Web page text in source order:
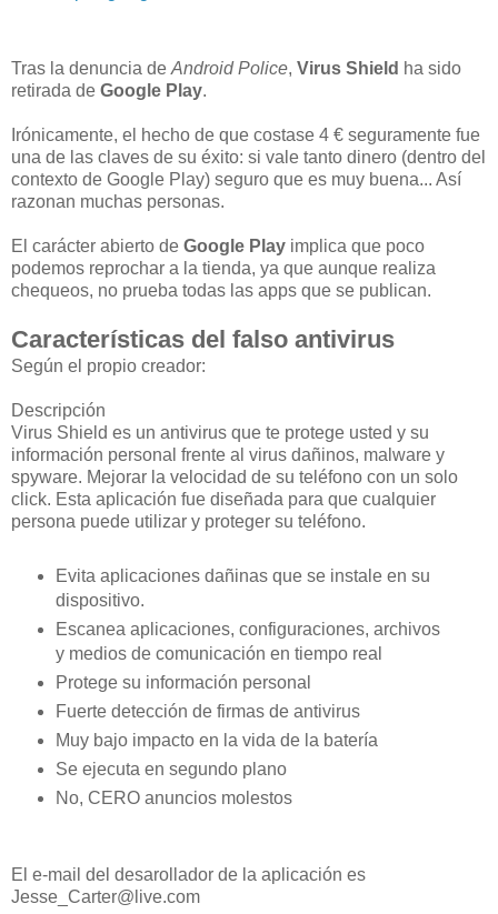
Tras la denuncia de Android Police, Virus Shield ha sido
retirada de Google Play.
Irónicamente, el hecho de que costase 4 € seguramente fue
una de las claves de su éxito: si vale tanto dinero (dentro del
contexto de Google Play) seguro que es muy buena... Así
razonan muchas personas.
El carácter abierto de Google Play implica que poco
podemos reprochar a la tienda, ya que aunque realiza
chequeos, no prueba todas las apps que se publican.
Características del falso antivirus
Según el propio creador:
Descripción
Virus Shield es un antivirus que te protege usted y su
información personal frente al virus dañinos, malware y
spyware. Mejorar la velocidad de su teléfono con un solo
click. Esta aplicación fue diseñada para que cualquier
persona puede utilizar y proteger su teléfono.
Evita aplicaciones dañinas que se instale en su
dispositivo.
Escanea aplicaciones, configuraciones, archivos
y medios de comunicación en tiempo real
Protege su información personal
Fuerte detección de firmas de antivirus
Muy bajo impacto en la vida de la batería
Se ejecuta en segundo plano
No, CERO anuncios molestos
El e-mail del desarollador de la aplicación es
Jesse_Carter@live.com